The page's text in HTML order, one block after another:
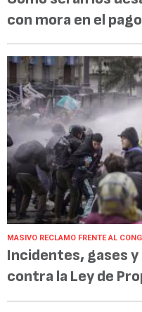
con mora en el
MASIVO RECLAMO FRENTE AL
Incidentes, gases
contra la Ley de